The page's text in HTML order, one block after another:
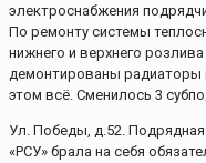
электроснабжения
По ремонту системы
нижнего и верхнего
демонтированы радиаторы
этом всё. Сменилось 3
Ул. Победы, д.52.
«РСУ» брала на себя